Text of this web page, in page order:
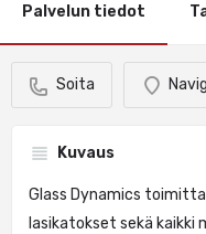
Palvelun tiedot
Soita
Kuvaus
Glass Dynamics
lasikatokset sekä kaikki